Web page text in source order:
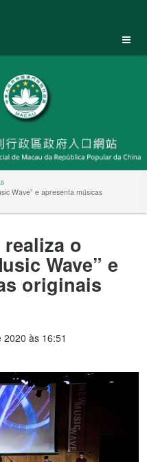
Wave” e apresenta músicas
o
Wave” e
originais
às 16:51